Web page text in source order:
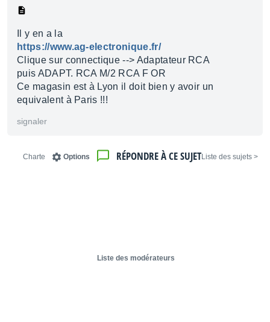
Il y en a la
https://www.ag-electronique.fr/
Clique sur connectique --> Adaptateur RCA
puis ADAPT. RCA M/2 RCA F OR
Ce magasin est à Lyon il doit bien y avoir un
equivalent à Paris !!!
signaler
< Liste des sujets
RÉPONDRE À CE SUJET
Options
Charte
Liste des modérateurs